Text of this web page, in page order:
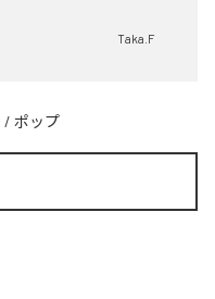
Taka.F
/ ポップ